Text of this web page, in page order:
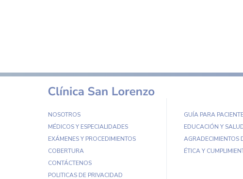
NOSOTROS
MÉDICOS Y ESPECIALIDADES
EXÁMENES Y PROCEDIMIENTOS
COBERTURA
CONTÁCTENOS
POLITICAS DE PRIVACIDAD
GUÍA PARA
EDUCACIÓN Y
AGRADECIMIENTOS
ÉTICA Y